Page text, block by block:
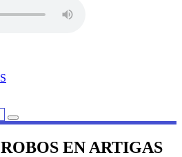
EN ARTIGAS